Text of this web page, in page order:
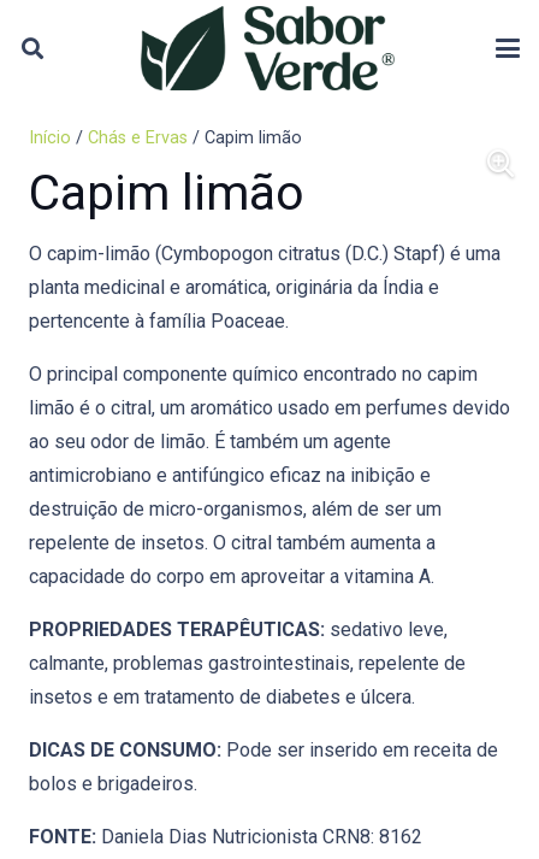
Início / Chás e Ervas / Capim limão
Capim limão
O capim-limão (Cymbopogon citratus (D.C.) Stapf) é uma
planta medicinal e aromática, originária da Índia e
pertencente à família Poaceae.
O principal componente químico encontrado no capim
limão é o citral, um aromático usado em perfumes devido
ao seu odor de limão. É também um agente
antimicrobiano e antifúngico eficaz na inibição e
destruição de micro-organismos, além de ser um
repelente de insetos. O citral também aumenta a
capacidade do corpo em aproveitar a vitamina A.
PROPRIEDADES TERAPÊUTICAS: sedativo leve,
calmante, problemas gastrointestinais, repelente de
insetos e em tratamento de diabetes e úlcera.
DICAS DE CONSUMO: Pode ser inserido em receita de
bolos e brigadeiros.
FONTE: Daniela Dias Nutricionista CRN8: 8162